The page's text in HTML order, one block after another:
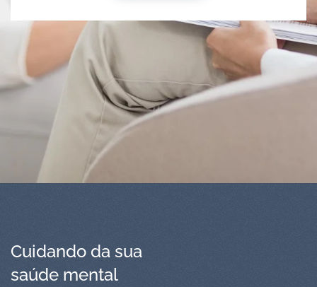
Cuidando da sua
saúde mental